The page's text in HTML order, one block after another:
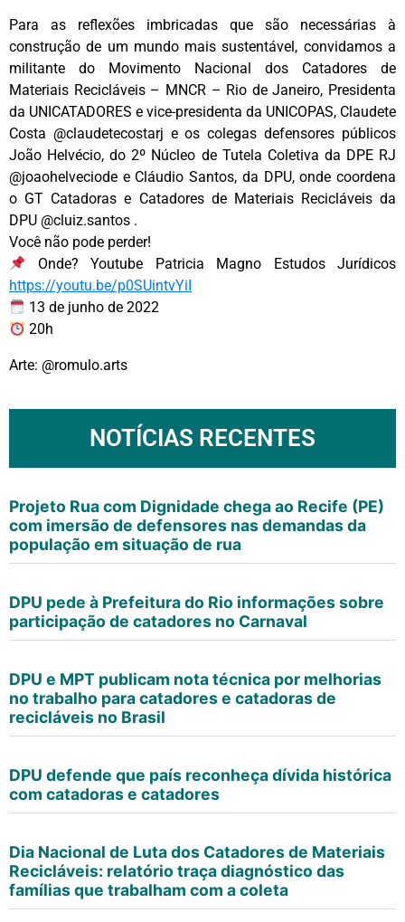
Para as reflexões imbricadas que são necessárias à
construção de um mundo mais sustentável, convidamos a
militante do Movimento Nacional dos Catadores de
Materiais Recicláveis – MNCR – Rio de Janeiro, Presidenta
da UNICATADORES e vice-presidenta da UNICOPAS, Claudete
Costa @claudetecostarj e os colegas defensores públicos
João Helvécio, do 2º Núcleo de Tutela Coletiva da DPE RJ
@joaohelveciode e Cláudio Santos, da DPU, onde coordena
o GT Catadoras e Catadores de Materiais Recicláveis da
DPU @cluiz.santos .
Você não pode perder!
Onde? Youtube Patricia Magno Estudos Jurídicos
https://youtu.be/p0SUintvYiI
13 de junho de 2022
20h
Arte: @romulo.arts
NOTÍCIAS RECENTES
Projeto Rua com Dignidade chega ao Recife (PE)
com imersão de defensores nas demandas da
população em situação de rua
DPU pede à Prefeitura do Rio informações sobre
participação de catadores no Carnaval
DPU e MPT publicam nota técnica por melhorias
no trabalho para catadores e catadoras de
recicláveis no Brasil
DPU defende que país reconheça dívida histórica
com catadoras e catadores
Dia Nacional de Luta dos Catadores de Materiais
Recicláveis: relatório traça diagnóstico das
famílias que trabalham com a coleta